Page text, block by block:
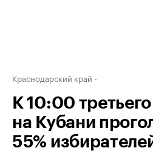
Краснодарский край
К 10:00
на Кубани
55%